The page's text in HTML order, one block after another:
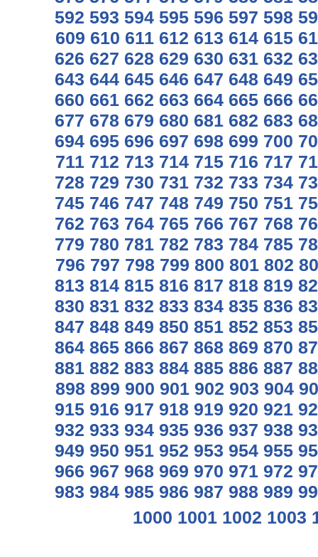
592 593 594 595 596 597 598
609 610 611 612 613 614 615
626 627 628 629 630 631 632
643 644 645 646 647 648 649
660 661 662 663 664 665 666
677 678 679 680 681 682 683
694 695 696 697 698 699 700
711 712 713 714 715 716 717
728 729 730 731 732 733 734
745 746 747 748 749 750 751
762 763 764 765 766 767 768
779 780 781 782 783 784 785
796 797 798 799 800 801 802
813 814 815 816 817 818 819
830 831 832 833 834 835 836
847 848 849 850 851 852 853
864 865 866 867 868 869 870
881 882 883 884 885 886 887
898 899 900 901 902 903 904
915 916 917 918 919 920 921
932 933 934 935 936 937 938
949 950 951 952 953 954 955
966 967 968 969 970 971 972
983 984 985 986 987 988 989
1000 1001 1002 1003